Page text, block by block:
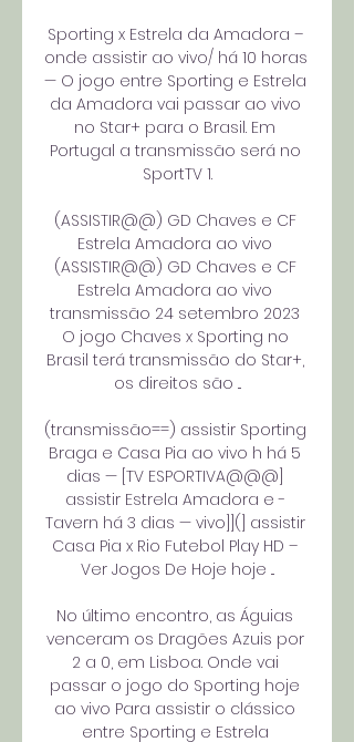
Sporting x Estrela da Amadora –
onde assistir ao vivo/ há 10 horas
— O jogo entre Sporting e Estrela
da Amadora vai passar ao vivo
no Star+ para o Brasil. Em
Portugal a transmissão será no
SportTV 1.
(ASSISTIR@@) GD Chaves e CF
Estrela Amadora ao vivo
(ASSISTIR@@) GD Chaves e CF
Estrela Amadora ao vivo
transmissão 24 setembro 2023
O jogo Chaves x Sporting no
Brasil terá transmissão do Star+,
os direitos são ...
(transmissão==) assistir Sporting
Braga e Casa Pia ao vivo h há 5
dias — [TV ESPORTIVA@@@]
assistir Estrela Amadora e -
Tavern há 3 dias — vivo]](] assistir
Casa Pia x Rio Futebol Play HD –
Ver Jogos De Hoje hoje ...
No último encontro, as Águias
venceram os Dragões Azuis por
2 a 0, em Lisboa. Onde vai
passar o jogo do Sporting hoje
ao vivo Para assistir o clássico
entre Sporting e Estrela